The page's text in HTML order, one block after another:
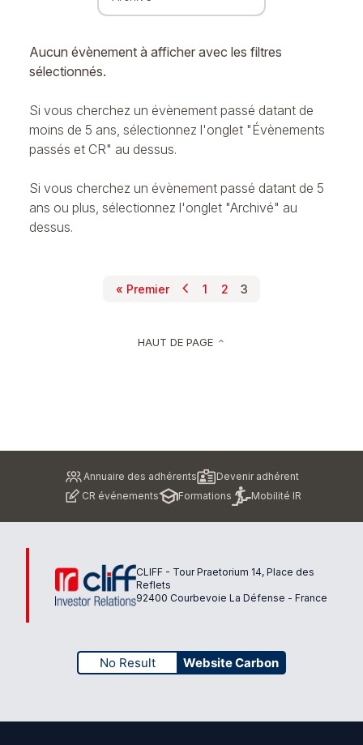
Aucun évènement à afficher avec les filtres
sélectionnés.
Si vous cherchez un évènement passé datant de
moins de 5 ans, sélectionnez l'onglet "Évènements
passés et CR" au dessus.
Si vous cherchez un évènement passé datant de 5
ans ou plus, sélectionnez l'onglet "Archivé" au
dessus.
Pagination
Première page
« Premier Page précédente
chevron_left Page
1
Page
2
Page courante
3
HAUT DE PAGE keyboard_arrow_up
Annuaire des adhérents
Devenir adhérent
CR événements
Formations Mobilité IR
CLIFF - Tour Praetorium 14, Place des
Reflets
92400 Courbevoie La Défense - France
No Result Website Carbon